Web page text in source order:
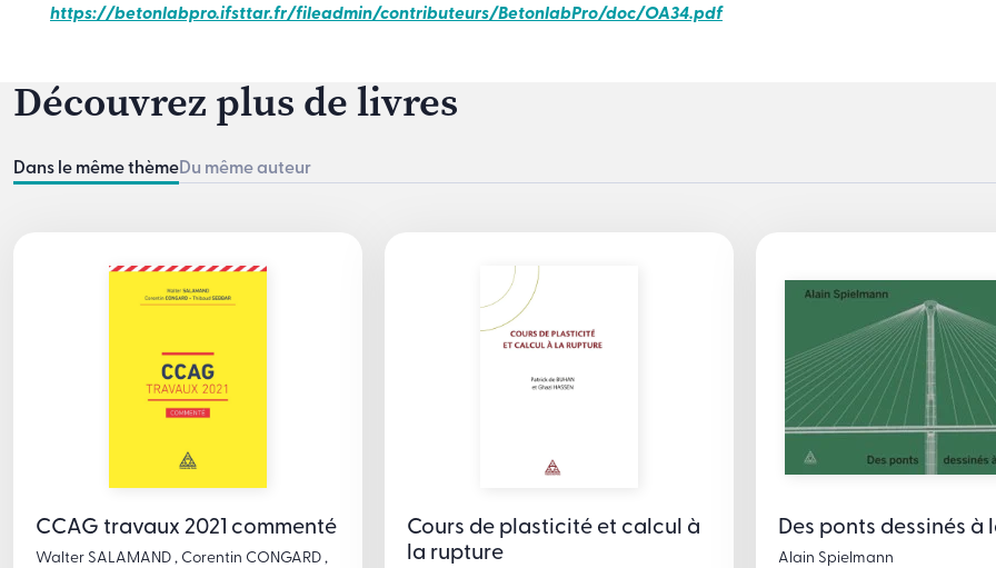
https://betonlabpro.ifsttar.fr/fileadmin/contributeurs/BetonlabPro/doc/OA34.pdf
Découvrez plus de livres
Dans le même thèmeDu même auteur
CCAG travaux 2021 commenté
Walter SALAMAND , Corentin CONGARD ,
Cours de plasticité et calcul à
la rupture
Des ponts dessinés à
Alain Spielmann